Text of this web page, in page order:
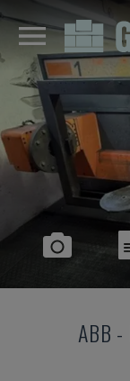
ABB -